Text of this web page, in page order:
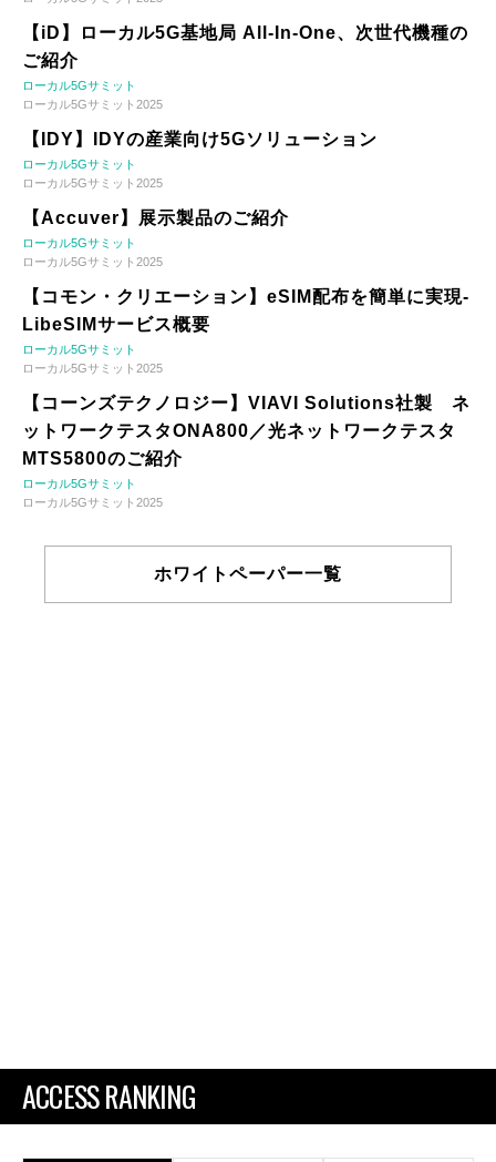
【iD】ローカル5G基地局 All-In-One、次世代機種の
ご紹介
ローカル5Gサミット
ローカル5Gサミット2025
【IDY】IDYの産業向け5Gソリューション
ローカル5Gサミット
ローカル5Gサミット2025
【Accuver】展示製品のご紹介
ローカル5Gサミット
ローカル5Gサミット2025
【コモン・クリエーション】eSIM配布を簡単に実現-
LibeSIMサービス概要
ローカル5Gサミット
ローカル5Gサミット2025
【コーンズテクノロジー】VIAVI Solutions社製 ネ
ットワークテスタONA800／光ネットワークテスタ
MTS5800のご紹介
ローカル5Gサミット
ローカル5Gサミット2025
ホワイトペーパー一覧
ACCESS RANKING